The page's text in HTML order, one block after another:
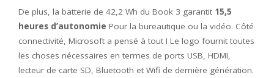
De plus, la batterie de 42,2 Wh du Book 3 garantit 15,5
heures d’autonomie Pour la bureautique ou la vidéo. Côté
connectivité, Microsoft a pensé à tout ! Le logo fournit toutes
les choses nécessaires en termes de ports USB, HDMI,
lecteur de carte SD, Bluetooth et Wifi de dernière génération.